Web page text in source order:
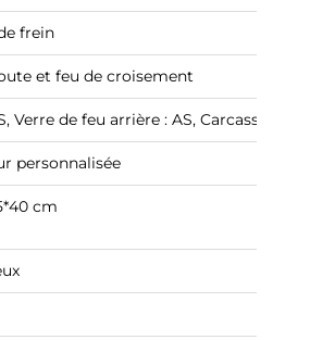
frein
et feu de croisement
Verre de feu arrière : AS, Carcasse de feu
personnalisée
cm